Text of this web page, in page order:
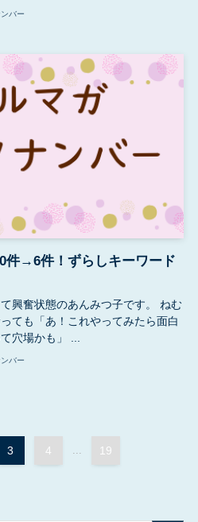
バー
件→6件！ずらしキーワード
興奮状態のあんみつ子です。 ねむ
ても「あ！これやってみたら面白
穴場かも」 ...
バー
3 4 19